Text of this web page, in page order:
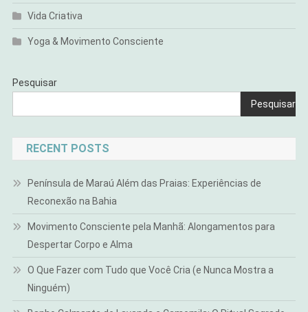
Vida Criativa
Yoga & Movimento Consciente
Pesquisar
Pesquisar
RECENT POSTS
Península de Maraú Além das Praias: Experiências de
Reconexão na Bahia
Movimento Consciente pela Manhã: Alongamentos para
Despertar Corpo e Alma
O Que Fazer com Tudo que Você Cria (e Nunca Mostra a
Ninguém)